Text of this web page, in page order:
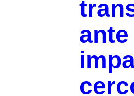
ante